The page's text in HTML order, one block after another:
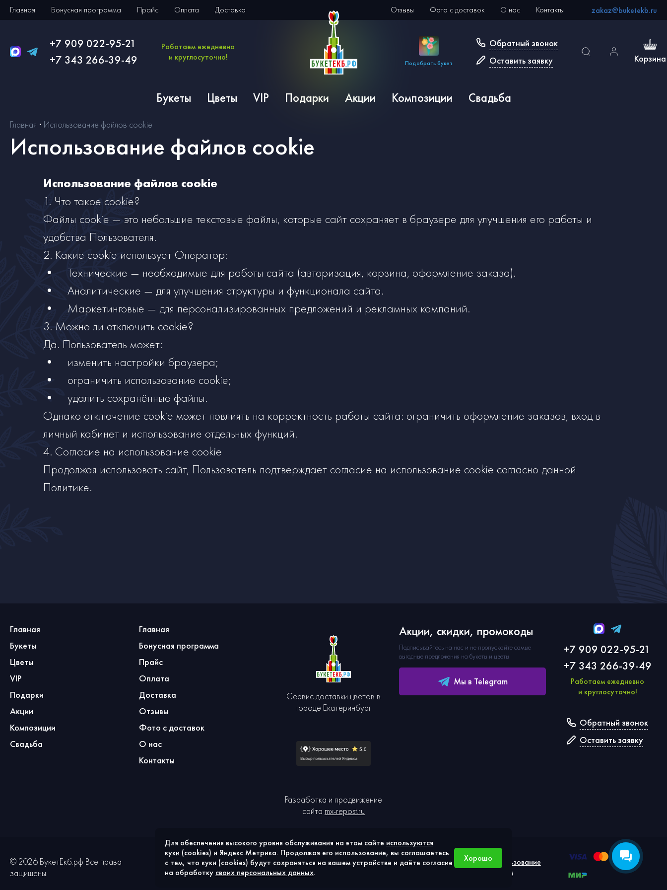
Главная Бонусная программа Прайс Оплата Доставка Отзывы Фото с доставок О нас Контакты zakaz@buketekb.ru
+7 909 022-95-21
+7 343 266-39-49
Работаем ежедневно
и круглосуточно!
Подобрать букет
Обратный звонок
Оставить заявку
Корзина
Букеты Цветы VIP Подарки Акции Композиции Свадьба
Главная Использование файлов cookie
Использование файлов cookie
Использование файлов cookie
1. Что такое cookie?
Файлы cookie — это небольшие текстовые файлы, которые сайт сохраняет в браузере для улучшения его работы и
удобства Пользователя.
2. Какие cookie использует Оператор:
• Технические — необходимые для работы сайта (авторизация, корзина, оформление заказа).
• Аналитические — для улучшения структуры и функционала сайта.
• Маркетинговые — для персонализированных предложений и рекламных кампаний.
3. Можно ли отключить cookie?
Да. Пользователь может:
• изменить настройки браузера;
• ограничить использование cookie;
• удалить сохранённые файлы.
Однако отключение cookie может повлиять на корректность работы сайта: ограничить оформление заказов, вход в
личный кабинет и использование отдельных функций.
4. Согласие на использование cookie
Продолжая использовать сайт, Пользователь подтверждает согласие на использование cookie согласно данной
Политике.
Главная
Букеты
Цветы
VIP
Подарки
Акции
Композиции
Свадьба
Главная
Бонусная программа
Прайс
Оплата
Доставка
Отзывы
Фото с доставок
О нас
Контакты
Сервис доставки цветов в
городе Екатеринбург
Разработка и продвижение
сайта mx-repost.ru
Акции, скидки, промокоды
Подписывайтесь на нас и не пропускайте самые
выгодные предложения на букеты и цветы
Мы в Telegram
+7 909 022-95-21
+7 343 266-39-49
Работаем ежедневно
и круглосуточно!
Обратный звонок
Оставить заявку
© 2026 БукетЕкб.рф Все права
защищены.
Политика
конфиденциальности
Публичная
оферта
Согласие на обработку персональных
Использование
cookies
Для обеспечения высокого уровня обслуживания на этом сайте используются
куки (cookies) и Яндекс.Метрика. Продолжая его использование, вы соглашаетесь
с тем, что куки (cookies) будут сохраняться на вашем устройстве и даёте согласие
на обработку своих персональных данных.
Хорошо